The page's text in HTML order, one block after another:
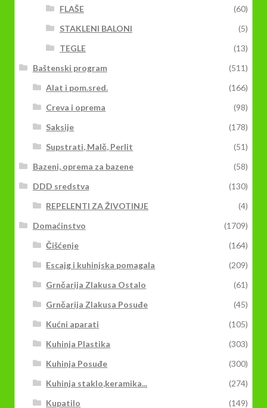
FLAŠE
(60)
STAKLENI BALONI
(5)
TEGLE
(13)
Baštenski program
(511)
Alat i pom.sred.
(166)
Creva i oprema
(98)
Saksije
(178)
Supstrati, Malč, Perlit
(51)
Bazeni, oprema za bazene
(58)
DDD sredstva
(130)
REPELENTI ZA ŽIVOTINJE
(4)
Domaćinstvo
(1709)
Čišćenje
(164)
Escajg i kuhinjska pomagala
(209)
Grnčarija Zlakusa Ostalo
(61)
Grnčarija Zlakusa Posuđe
(45)
Kućni aparati
(105)
Kuhinja Plastika
(303)
Kuhinja Posuđe
(300)
Kuhinja staklo,keramika...
(274)
Kupatilo
(149)